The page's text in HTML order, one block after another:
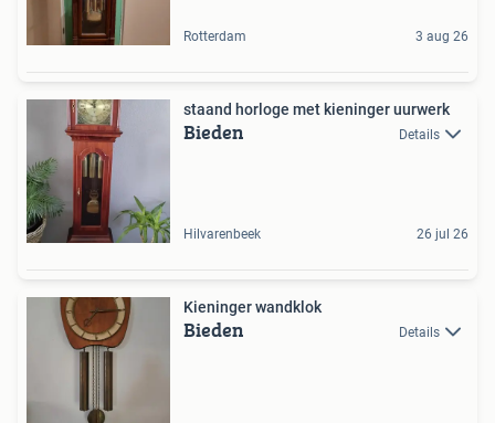
Rotterdam 3 aug 26
staand horloge met kieninger uurwerk
Bieden Details
Hilvarenbeek 26 jul 26
Kieninger wandklok
Bieden Details